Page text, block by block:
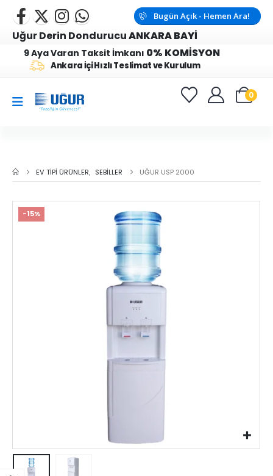
Bugün Açık - Hemen Ara!
Uğur Derin DondurucuANKARA BAYİ
9 Aya Varan Taksit İmkanı 0% KOMİSYON
Ankara İçi Hızlı Teslimat ve Kurulum
0
EV TIPI ÜRÜNLER, SEBILLER UĞUR USP 2000
-15%